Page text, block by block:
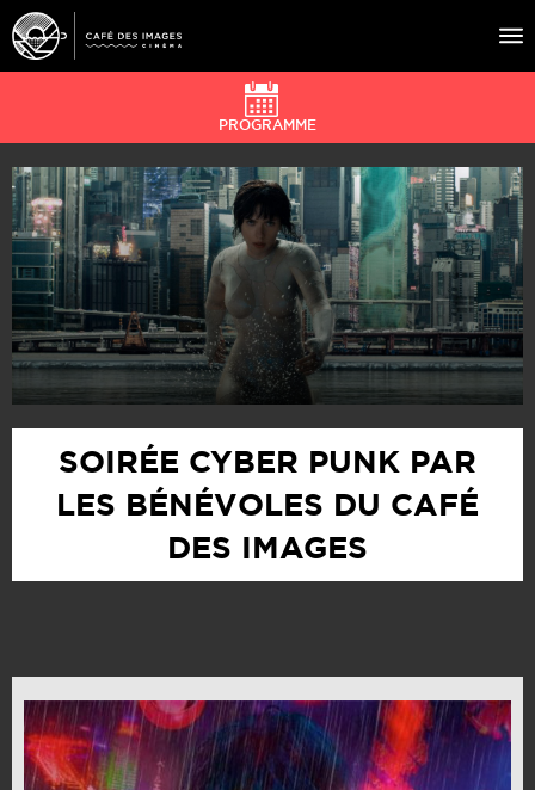
À L’AFFICHE
ÉVÉNEMENTS
CAFÉ DU CINÉ
PRATIQUE
ÉDUCATION AUX IMAGES
PROGRAMME
SOIRÉE CYBER PUNK PAR
LES BÉNÉVOLES DU CAFÉ
DES IMAGES